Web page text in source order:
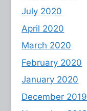
July 2020
April 2020
March 2020
February 2020
January 2020
December 2019